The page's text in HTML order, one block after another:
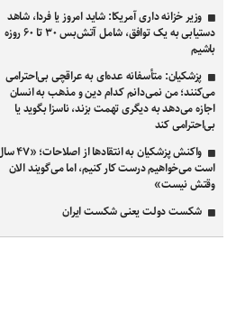
وزیر خزانه داری آمریکا: شاید امروز یا فردا، شاهد
دستیابی به یک توافق، شامل آتش‌بس ۳۰ تا ۶۰ روزه
باشیم
پزشکیان: متأسفانه عده‌ای به عراقچی بی‌احترامی
می‌کنند؛ من نمی‌دانم کدام دین و مذهب به انسان
اجازه می‌دهد به دیگری تهمت بزند، ناسزا بگوید یا
بی‌احترامی کند
واکنش پزشکیان به انتقادها از
است می‌خواهیم درست کار کنیم، اما می‌گویند الان
وقتش نیست»
شکست دولت یعنی شکست ایران